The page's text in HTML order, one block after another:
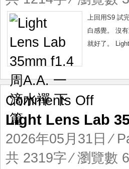
周
A.A.
一
水
篇
上回用S9 試
白感覺。 沒
就好了。
Comments Offon
Lens
35mm
f1.4
周
Light Lens Lab
2026年05月31日 ⁄
共 2319字 ⁄ 瀏覽數